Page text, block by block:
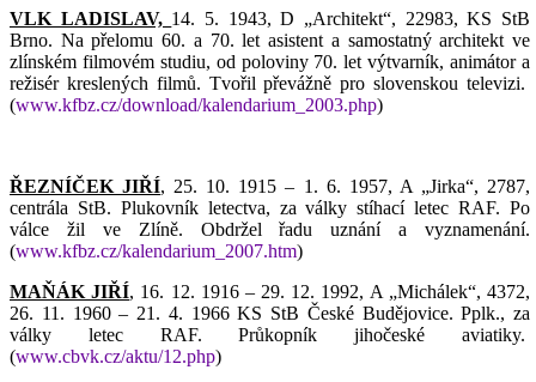
VLK LADISLAV, 14. 5. 1943, D „Architekt“, 22983, KS StB
Brno. Na přelomu 60. a 70. let asistent a samostatný architekt ve
zlínském filmovém studiu, od poloviny 70. let výtvarník, animátor a
režisér kreslených filmů. Tvořil převážně pro slovenskou televizi.
(www.kfbz.cz/download/kalendarium_2003.php)
ŘEZNÍČEK JIŘÍ, 25. 10. 1915 – 1. 6. 1957, A „Jirka“, 2787,
centrála StB. Plukovník letectva, za války stíhací letec RAF. Po
válce žil ve Zlíně. Obdržel řadu uznání a vyznamenání.
(www.kfbz.cz/kalendarium_2007.htm)
MAŇÁK JIŘÍ, 16. 12. 1916 – 29. 12. 1992, A „Michálek“, 4372,
26. 11. 1960 – 21. 4. 1966 KS StB České Budějovice. Pplk., za
války letec RAF. Průkopník jihočeské aviatiky.
(www.cbvk.cz/aktu/12.php)